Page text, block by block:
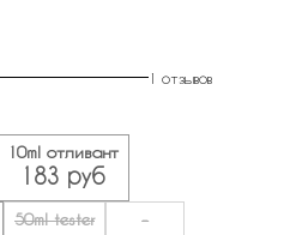
1 отзывов
10ml отливант
183 руб
50ml tester -